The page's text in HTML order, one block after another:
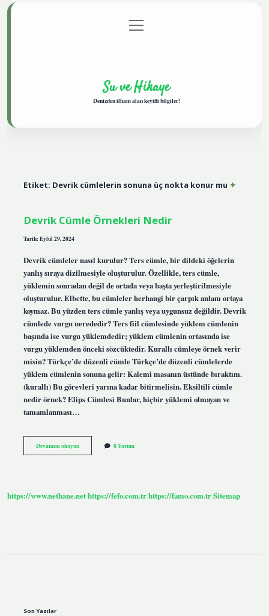
Gizlilik Politikası
menüyü
aç
Su ve Hikaye
Denizden ilham alan keyifli bilgiler!
Etiket: Devrik cümlelerin sonuna üç nokta konur mu
Devrik Cümle Örnekleri Nedir
Tarih: Eylül 29, 2024
Devrik cümleler nasıl kurulur? Ters cümle, bir dildeki öğelerin
yanlış sıraya dizilmesiyle oluşturulur. Özellikle, ters cümle,
yüklemin sonradan değil de ortada veya başta yerleştirilmesiyle
oluşturulur. Elbette, bu cümleler herhangi bir çarpık anlam ortaya
koymaz. Bu yüzden ters cümle yanlış veya uygunsuz değildir. Devrik
cümlede vurgu nerededir? Ters fiil cümlesinde yüklem cümlenin
başında ise vurgu yüklemdedir; yüklem cümlenin ortasında ise
vurgu yüklemden önceki sözcüktedir. Kurallı cümleye örnek verir
misin? Türkçe’de düzenli cümle Türkçe’de düzenli cümlelerde
yüklem cümlenin sonuna gelir: Kalemi masanın üstünde bıraktım.
(kurallı) Bu görevleri yarına kadar bitirmelisin. Eksiltili cümle
nedir örnek? Elips Cümlesi Bunlar, hiçbir yüklemi olmayan ve
tamamlanması…
Devamını okuyunDevrik
Cümle
8 Yorum
https://www.nethane.nethttps://fefo.com.trhttps://famo.com.trSitemap
Son Yazılar